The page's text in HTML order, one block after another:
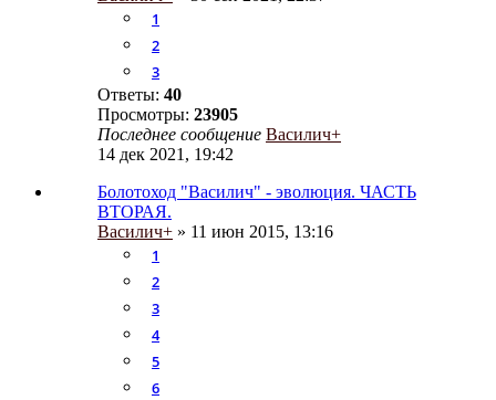
1
2
3
Ответы: 40
Просмотры: 23905
Последнее сообщение Василич+
14 дек 2021, 19:42
Болотоход "Василич" - эволюция. ЧАСТЬ
ВТОРАЯ.
Василич+ » 11 июн 2015, 13:16
1
2
3
4
5
6